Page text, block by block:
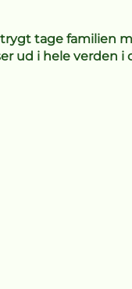
tage familien
ud i hele verden i